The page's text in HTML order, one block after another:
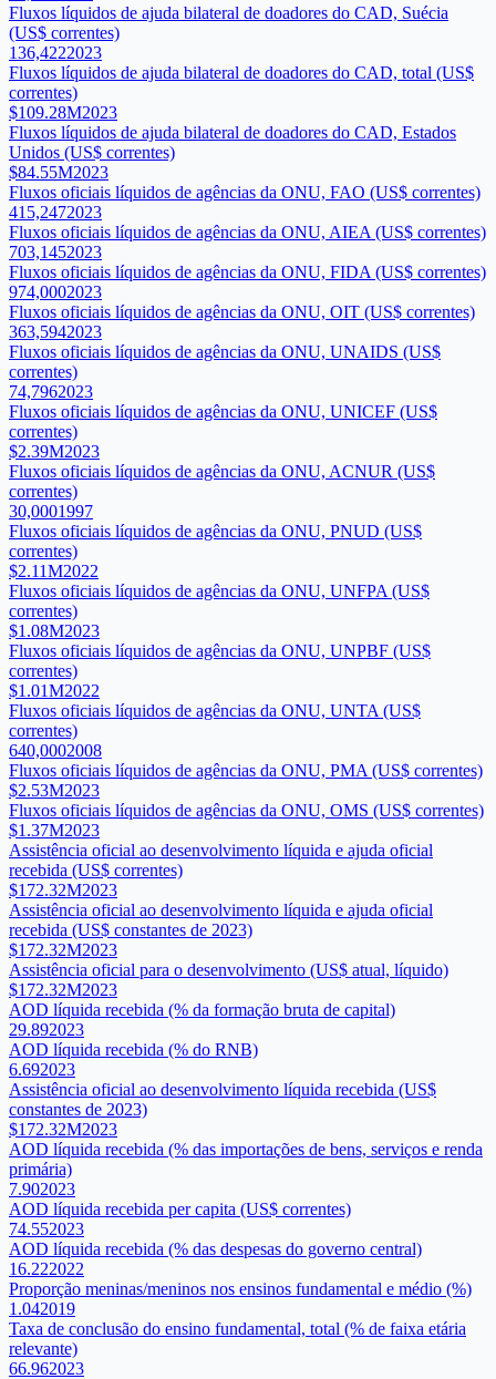
Fluxos líquidos de ajuda bilateral de doadores do CAD, Suécia
(US$ correntes)
136,4222023
Fluxos líquidos de ajuda bilateral de doadores do CAD, total (US$
correntes)
$109.28M2023
Fluxos líquidos de ajuda bilateral de doadores do CAD, Estados
Unidos (US$ correntes)
$84.55M2023
Fluxos oficiais líquidos de agências da ONU, FAO (US$ correntes)
415,2472023
Fluxos oficiais líquidos de agências da ONU, AIEA (US$ correntes)
703,1452023
Fluxos oficiais líquidos de agências da ONU, FIDA (US$ correntes)
974,0002023
Fluxos oficiais líquidos de agências da ONU, OIT (US$ correntes)
363,5942023
Fluxos oficiais líquidos de agências da ONU, UNAIDS (US$
correntes)
74,7962023
Fluxos oficiais líquidos de agências da ONU, UNICEF (US$
correntes)
$2.39M2023
Fluxos oficiais líquidos de agências da ONU, ACNUR (US$
correntes)
30,0001997
Fluxos oficiais líquidos de agências da ONU, PNUD (US$
correntes)
$2.11M2022
Fluxos oficiais líquidos de agências da ONU, UNFPA (US$
correntes)
$1.08M2023
Fluxos oficiais líquidos de agências da ONU, UNPBF (US$
correntes)
$1.01M2022
Fluxos oficiais líquidos de agências da ONU, UNTA (US$
correntes)
640,0002008
Fluxos oficiais líquidos de agências da ONU, PMA (US$ correntes)
$2.53M2023
Fluxos oficiais líquidos de agências da ONU, OMS (US$ correntes)
$1.37M2023
Assistência oficial ao desenvolvimento líquida e ajuda oficial
recebida (US$ correntes)
$172.32M2023
Assistência oficial ao desenvolvimento líquida e ajuda oficial
recebida (US$ constantes de 2023)
$172.32M2023
Assistência oficial para o desenvolvimento (US$ atual, líquido)
$172.32M2023
AOD líquida recebida (% da formação bruta de capital)
29.892023
AOD líquida recebida (% do RNB)
6.692023
Assistência oficial ao desenvolvimento líquida recebida (US$
constantes de 2023)
$172.32M2023
AOD líquida recebida (% das importações de bens, serviços e renda
primária)
7.902023
AOD líquida recebida per capita (US$ correntes)
74.552023
AOD líquida recebida (% das despesas do governo central)
16.222022
Proporção meninas/meninos nos ensinos fundamental e médio (%)
1.042019
Taxa de conclusão do ensino fundamental, total (% de faixa etária
relevante)
66.962023